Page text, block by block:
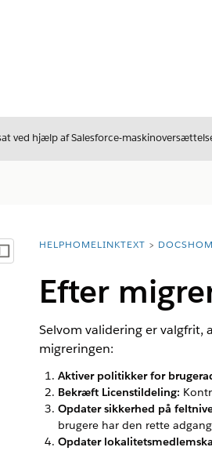
ved hjælp af Salesforce-
Vis indholdsfortegnelse
breadcrumbDescription
HELPHOMELINKTEXT
Efter
Selvom validering er valgfrit,
migreringen:
Aktiver politikker for
Bekræft Licenstildeling:
Opdater sikkerhed på
brugere har den rette
Opdater